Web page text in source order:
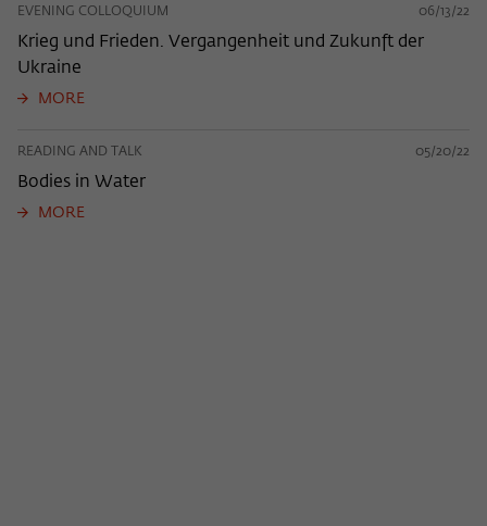
EVENING COLLOQUIUM 06/13/22
Krieg und Frieden. Vergangenheit und Zukunft der
Ukraine
MORE
READING AND TALK 05/20/22
Bodies in Water
MORE